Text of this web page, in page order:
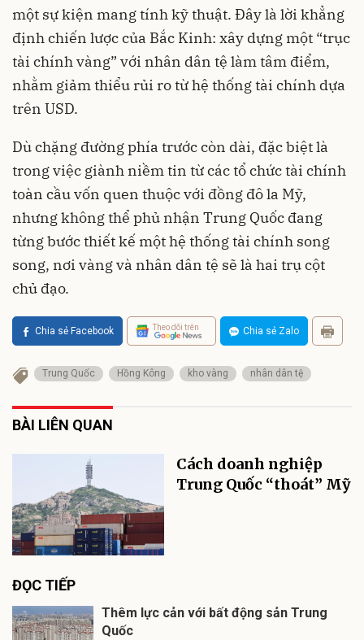
một sự kiện mang tính kỹ thuật. Đây là lời khẳng
định chiến lược của Bắc Kinh: xây dựng một “trục
tài chính vàng” với nhân dân tệ làm tâm điểm,
nhằm giảm thiểu rủi ro từ hệ thống tài chính dựa
trên USD.
Dù chặng đường phía trước còn dài, đặc biệt là
trong việc giành niềm tin từ các tổ chức tài chính
toàn cầu vốn quen thuộc với đồng đô la Mỹ,
nhưng không thể phủ nhận Trung Quốc đang
từng bước thiết kế một hệ thống tài chính song
song, nơi vàng và nhân dân tệ sẽ là hai trụ cột
chủ đạo.
Chia sẻ Facebook Theo dõi trên Chia sẻ Zalo
Trung Quốc Hồng Kông kho vàng nhân dân tệ
BÀI LIÊN QUAN
Cách doanh nghiệp
Trung Quốc “thoát” Mỹ
ĐỌC TIẾP
Thêm lực cản với bất động sản Trung
Quốc